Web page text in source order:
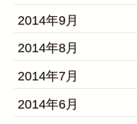
2014年9月
2014年8月
2014年7月
2014年6月